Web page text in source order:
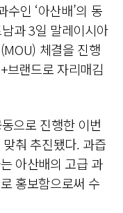
인 ‘아산배’의 동
과 3일 말레이시아
체결을 진행
브랜드로 자리매김
으로 진행한 이번
춰 추진됐다. 과즙
아산배의 고급 과
홍보함으로써 수